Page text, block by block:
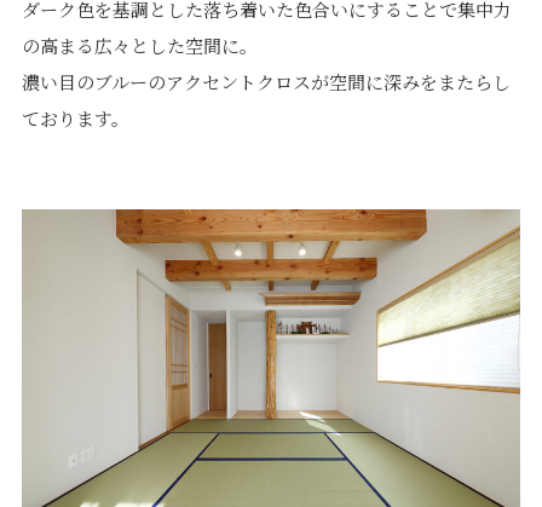
ダーク色を基調とした落ち着いた色合いにすることで集中力
の高まる広々とした空間に。
濃い目のブルーのアクセントクロスが空間に深みをまたらし
ております。